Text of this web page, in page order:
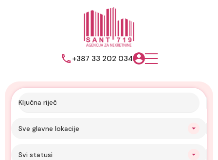
+387 33 202 034
Sve glavne lokacije
Svi statusi